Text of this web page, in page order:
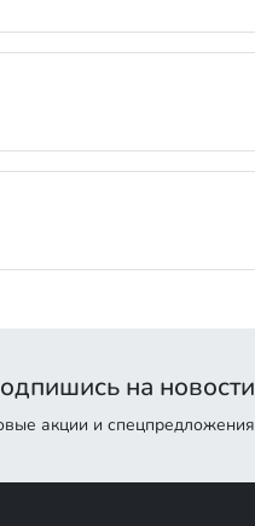
на новости
акции и спецпредложения